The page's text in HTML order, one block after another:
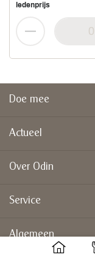
ledenprijs
Doe mee
Actueel
Over Odin
Service
Algemeen